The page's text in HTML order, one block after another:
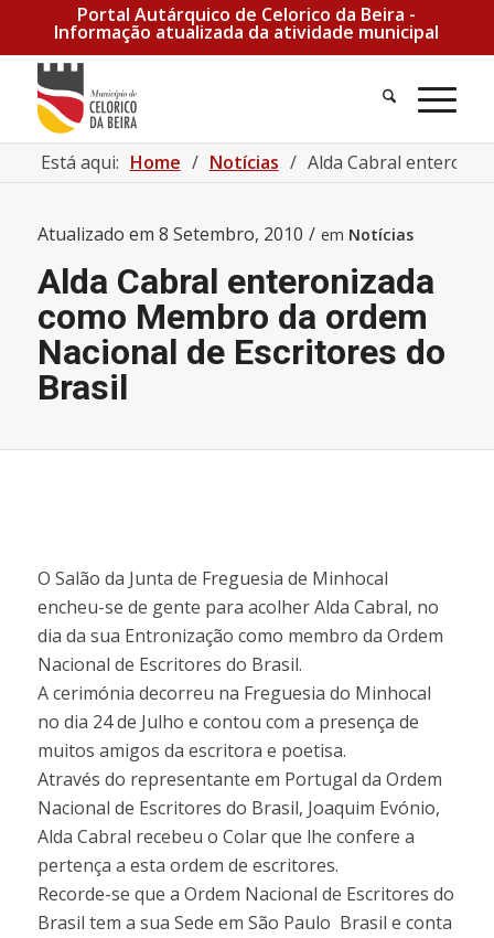
Portal Autárquico de Celorico da Beira -
Informação atualizada da atividade municipal
Está aqui: Home / Notícias / Alda Cabral
Atualizado em 8 Setembro, 2010 / em Notícias
Alda Cabral enteronizada
como Membro da ordem
Nacional de Escritores do
Brasil
O Salão da Junta de Freguesia de Minhocal
encheu-se de gente para acolher Alda Cabral, no
dia da sua Entronização como membro da Ordem
Nacional de Escritores do Brasil.
A cerimónia decorreu na Freguesia do Minhocal
no dia 24 de Julho e contou com a presença de
muitos amigos da escritora e poetisa.
Através do representante em Portugal da Ordem
Nacional de Escritores do Brasil, Joaquim Evónio,
Alda Cabral recebeu o Colar que lhe confere a
pertença a esta ordem de escritores.
Recorde-se que a Ordem Nacional de Escritores do
Brasil tem a sua Sede em São Paulo  Brasil e conta